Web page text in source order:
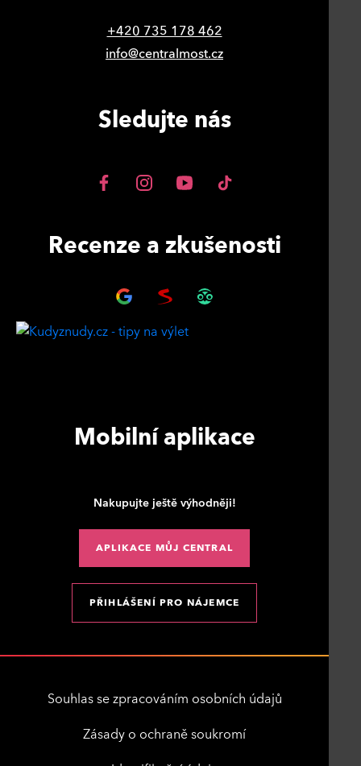
+420 735 178 462
info@centralmost.cz
Sledujte nás
Recenze a zkušenosti
Mobilní aplikace
Nakupujte ještě výhodněji!
APLIKACE MŮJ CENTRAL
PŘIHLÁŠENÍ PRO NÁJEMCE
Souhlas se zpracováním osobních údajů
Zásady o ochraně soukromí